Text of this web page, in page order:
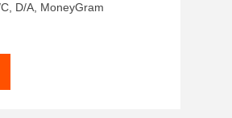
D/A, MoneyGram